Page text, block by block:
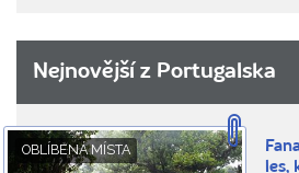
Nejnovější z Portugalska
OBLÍBENÁ MÍSTA
les,